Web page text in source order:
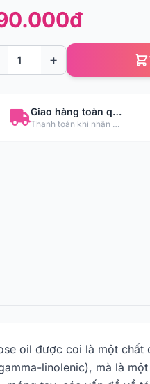
+
Giao hàng toàn quốc
Thanh toán khi nhận hàng
oil được coi là một
linolenic), mà là